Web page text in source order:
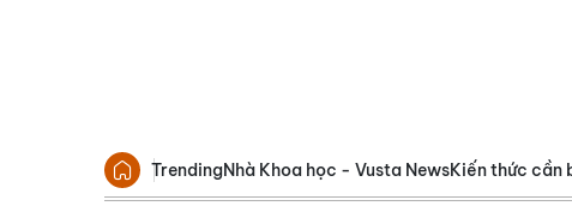
TrendingNhà Khoa học - Vusta NewsKiến thức cần